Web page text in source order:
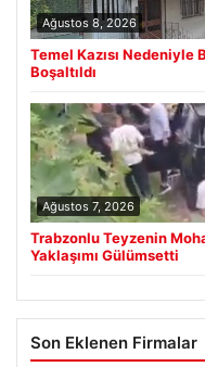
Ağustos 8, 2026
Temel Kazısı
Boşaltıldı
Ağustos 7, 2026
Trabzonlu Teyzenin
Yaklaşımı Gülümsetti
Son Eklenen Firmalar